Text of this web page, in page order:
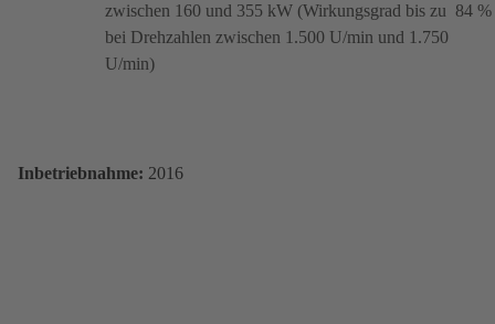
zwischen 160 und 355 kW (Wirkungsgrad bis zu 84 %
bei Drehzahlen zwischen 1.500 U/min und 1.750
U/min)
Inbetriebnahme: 2016